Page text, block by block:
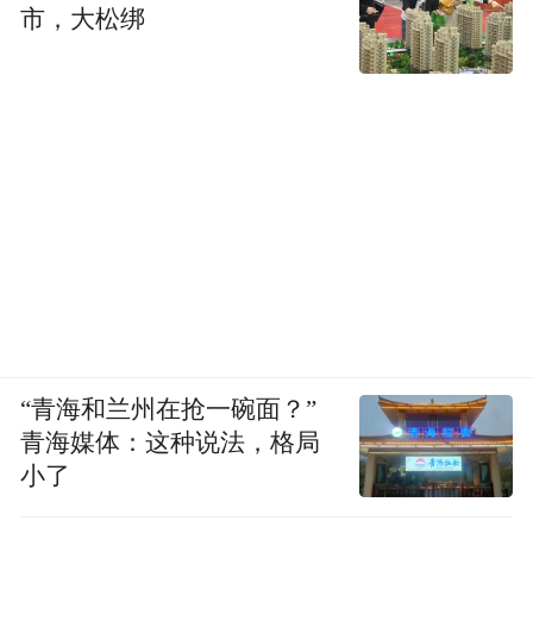
市，大松绑
“青海和兰州在抢一碗面？”
青海媒体：这种说法，格局
小了